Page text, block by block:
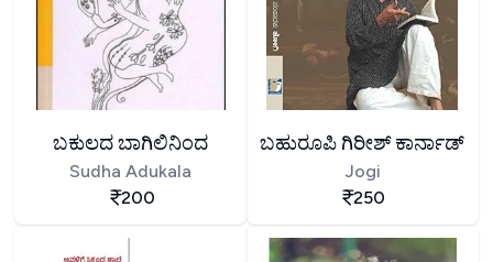
ಬಕುಲದ ಬಾಗಿಲಿನಿಂದ
Sudha Adukala
200
ಬಹುರೂಪಿ ಗಿರೀಶ್ ಕಾರ್ನಾಡ್
Jogi
250